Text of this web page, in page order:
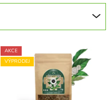
AKCE
VÝPRODEJ